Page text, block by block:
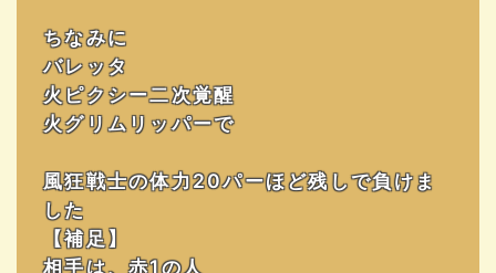
ちなみに
バレッタ
火ピクシー二次覚醒
火グリムリッパーで
風狂戦士の体力20パーほど残しで負けま
した
【補足】
相手は、赤1の人